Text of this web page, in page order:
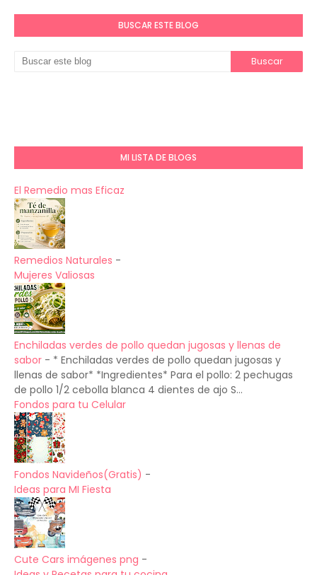
BUSCAR ESTE BLOG
MI LISTA DE BLOGS
El Remedio mas Eficaz
Remedios Naturales -
Mujeres Valiosas
Enchiladas verdes de pollo quedan jugosas y llenas de
sabor - * Enchiladas verdes de pollo quedan jugosas y
llenas de sabor* *Ingredientes* Para el pollo: 2 pechugas
de pollo 1/2 cebolla blanca 4 dientes de ajo S...
Fondos para tu Celular
Fondos Navideños(Gratis) -
Ideas para MI Fiesta
Cute Cars imágenes png -